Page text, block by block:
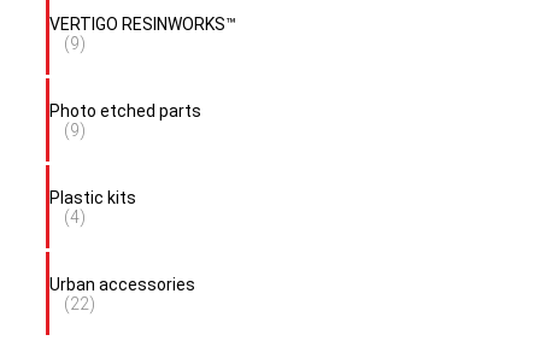
VERTIGO RESINWORKS™
(9)
Photo etched parts
(9)
Plastic kits
(4)
Urban accessories
(22)